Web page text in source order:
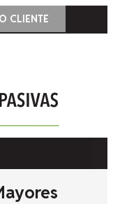
CLIENTE